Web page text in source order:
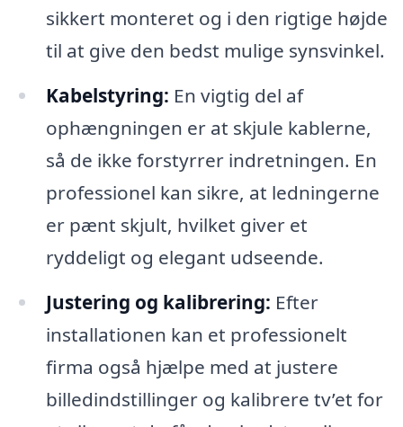
sikkert monteret og i den rigtige højde
til at give den bedst mulige synsvinkel.
Kabelstyring: En vigtig del af
ophængningen er at skjule kablerne,
så de ikke forstyrrer indretningen. En
professionel kan sikre, at ledningerne
er pænt skjult, hvilket giver et
ryddeligt og elegant udseende.
Justering og kalibrering: Efter
installationen kan et professionelt
firma også hjælpe med at justere
billedindstillinger og kalibrere tv’et for